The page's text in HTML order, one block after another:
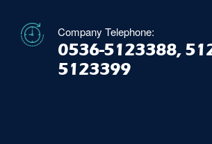
Company Telephone:
0536-5123388,
5123399